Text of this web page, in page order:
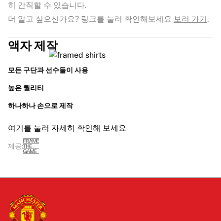
히 간직할 수 있습니다.
더 알고 싶으신가요? 링크를 눌러 확인해보세요 보러 가기.
액자 제작
모든 구단과 선수들이 사용
높은 퀄리티
하나하나 손으로 제작
여기를 눌러 자세히 확인해 보세요
제공: